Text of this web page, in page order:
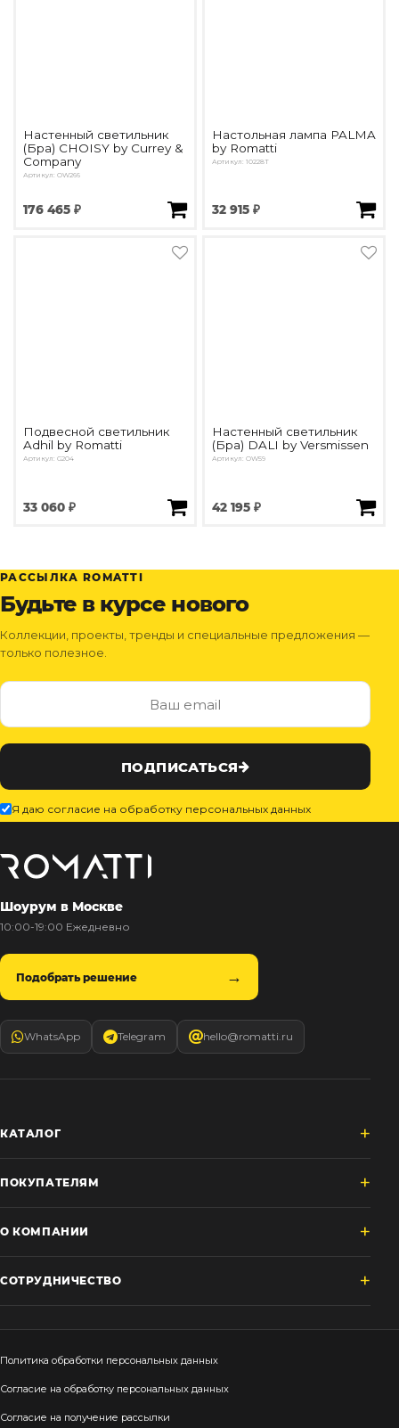
Настенный светильник
(Бра) CHOISY by Currey &
Company
Артикул: OW266
176 465 ₽
Настольная лампа PALMA
by Romatti
Артикул: 10228T
32 915 ₽
Подвесной светильник
Adhil by Romatti
Артикул: G204
33 060 ₽
Настенный светильник
(Бра) DALI by Versmissen
Артикул: OW59
42 195 ₽
РАССЫЛКА ROMATTI
Будьте в курсе нового
Коллекции, проекты, тренды и специальные предложения —
только полезное.
ПОДПИСАТЬСЯ
Я даю согласие на обработку персональных данных
Шоурум в Москве
10:00-19:00 Ежедневно
Подобрать решение
WhatsApp Telegram hello@romatti.ru
КАТАЛОГ
ПОКУПАТЕЛЯМ
О КОМПАНИИ
СОТРУДНИЧЕСТВО
Политика обработки персональных данных
Согласие на обработку персональных данных
Согласие на получение рассылки